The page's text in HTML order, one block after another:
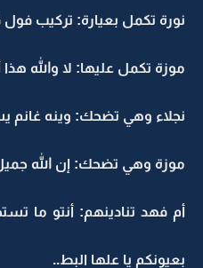
نورة تكمل بعيارة: تركيب
موزة تكمل عليها: لا والله هذا
نجلاء وهي تضحك: وينه غانم
موزة وهي تضحك: إن الله
أم فهد تنادينهم: أنتو ما
بعيونكم يا علها البط..